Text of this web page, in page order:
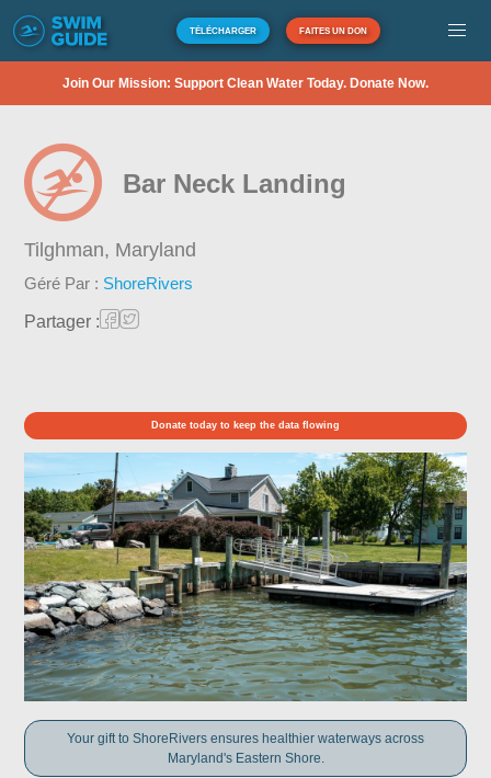
TÉLÉCHARGER FAITES UN DON
Join Our Mission: Support Clean Water Today. Donate Now.
Bar Neck Landing
Tilghman, Maryland
Géré Par : ShoreRivers
Partager :
Donate today to keep the data flowing
Your gift to ShoreRivers ensures healthier waterways across
Maryland's Eastern Shore.